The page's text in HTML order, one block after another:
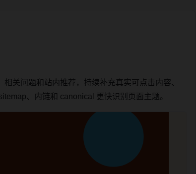
关问题和站内推荐，持续补充真实可点击内容、
、内链和 canonical 更快识别页面主题。